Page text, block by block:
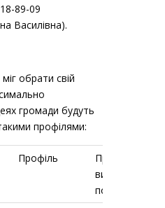
89-09
Василівна).
обрати свій
громади будуть
профілями:
Профіль
Предмет, який
поглиблено